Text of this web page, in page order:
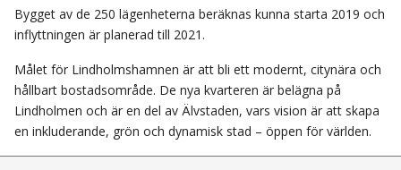
Bygget av de 250 lägenheterna beräknas kunna starta 2019 och
inflyttningen är planerad till 2021.
Målet för Lindholmshamnen är att bli ett modernt, citynära och
hållbart bostadsområde. De nya kvarteren är belägna på
Lindholmen och är en del av Älvstaden, vars vision är att skapa
en inkluderande, grön och dynamisk stad – öppen för världen.